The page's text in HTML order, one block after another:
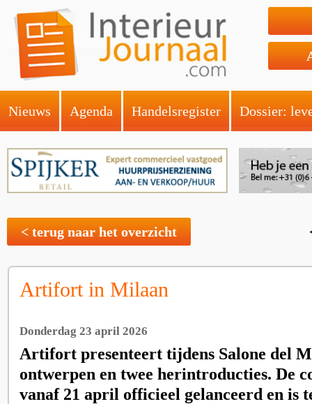
Nieuws Agenda Handelsregister Dossier:
< terug naar het overzicht
Artifort in Milaan
Donderdag 23 april 2026
Artifort presenteert tijdens Salone del
ontwerpen en twee herintroducties. De
vanaf 21 april officieel gelanceerd en is